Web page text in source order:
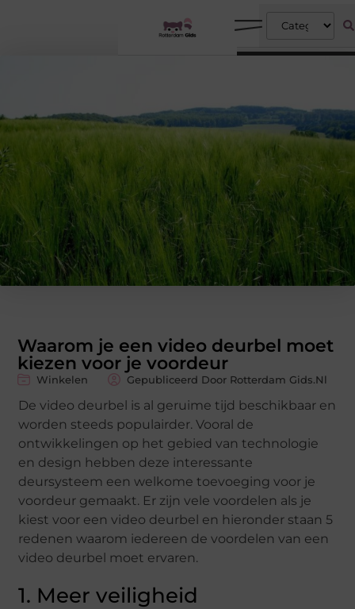
Waarom je een video deurbel moet
kiezen voor je voordeur
Winkelen Gepubliceerd Door Rotterdam Gids.nl
De video deurbel is al geruime tijd beschikbaar en
worden steeds populairder. Vooral de
ontwikkelingen op het gebied van technologie
en design hebben deze interessante
deursysteem een welkome toevoeging voor je
voordeur gemaakt. Er zijn vele voordelen als je
kiest voor een video deurbel en hieronder staan 5
redenen waarom iedereen de voordelen van een
video deurbel moet ervaren.
1. Meer veiligheid